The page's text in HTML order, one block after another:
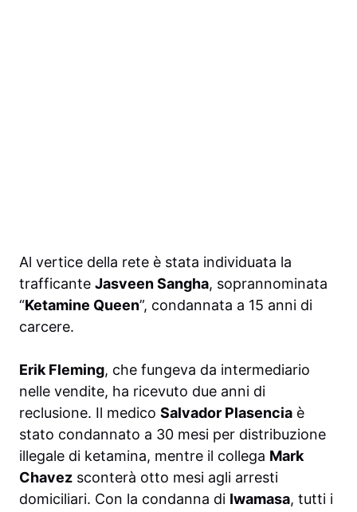
Al vertice della rete è stata individuata la
trafficante Jasveen Sangha, soprannominata
“Ketamine Queen”, condannata a 15 anni di
carcere.
Erik Fleming, che fungeva da intermediario
nelle vendite, ha ricevuto due anni di
reclusione. Il medico Salvador Plasencia è
stato condannato a 30 mesi per distribuzione
illegale di ketamina, mentre il collega Mark
Chavez sconterà otto mesi agli arresti
domiciliari. Con la condanna di Iwamasa, tutti i